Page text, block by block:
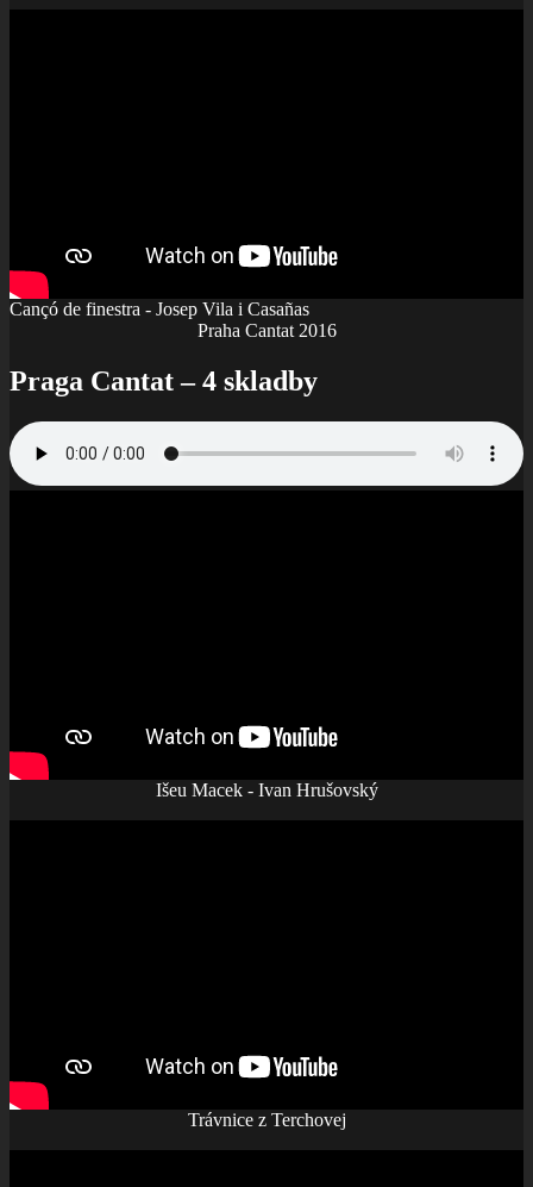
Cançó de finestra - Josep Vila i Casañas
Praha Cantat 2016
Praga Cantat – 4 skladby
Išeu Macek - Ivan Hrušovský
Trávnice z Terchovej